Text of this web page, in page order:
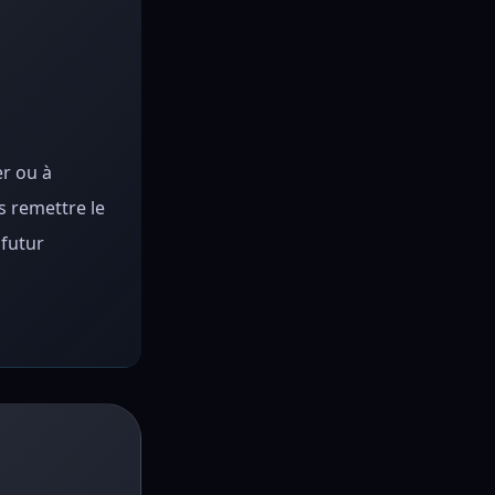
ou à
remettre le
futur